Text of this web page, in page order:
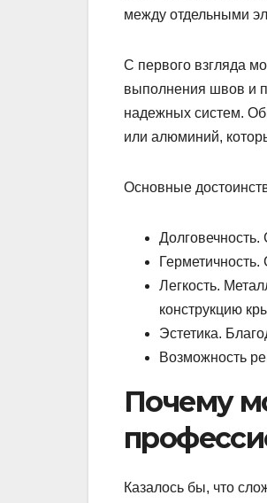
между отдельными
С первого взгляда
выполнения швов и
надежных систем.
или алюминий,
Основные
Легкость.
конструкцию
Эстетика.
Возможность
Почему
Казалось бы, что